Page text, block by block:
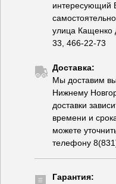
интересующий
улица Кащенко
33, 466-22-73
Доставка:
Мы доставим
Нижнему
доставки
времени и
можете
телефону
Гарантия: